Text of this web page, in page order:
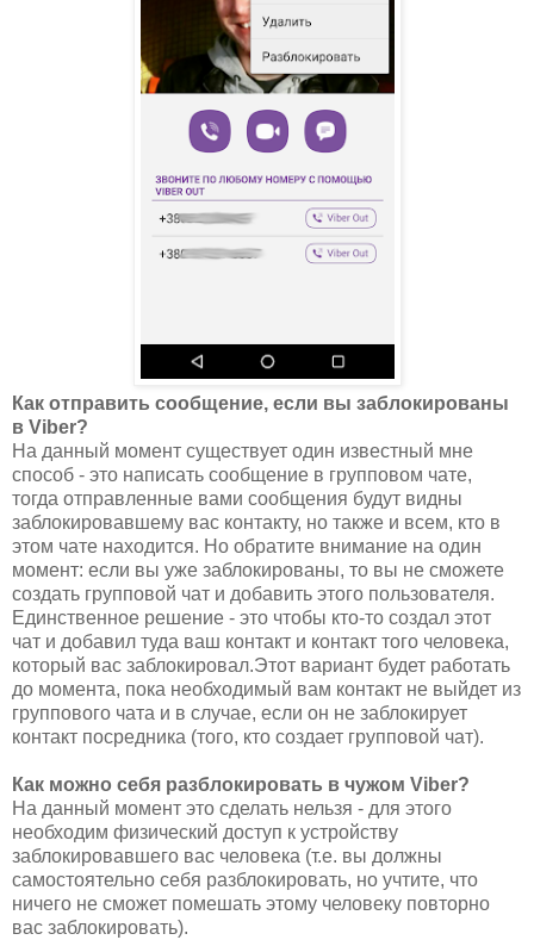
Как отправить сообщение, если вы заблокированы
в Viber?
На данный момент существует один известный мне
способ - это написать сообщение в групповом чате,
тогда отправленные вами сообщения будут видны
заблокировавшему вас контакту, но также и всем, кто в
этом чате находится. Но обратите внимание на один
момент: если вы уже заблокированы, то вы не сможете
создать групповой чат и добавить этого пользователя.
Единственное решение - это чтобы кто-то создал этот
чат и добавил туда ваш контакт и контакт того человека,
который вас заблокировал.Этот вариант будет работать
до момента, пока необходимый вам контакт не выйдет из
группового чата и в случае, если он не заблокирует
контакт посредника (того, кто создает групповой чат).
Как можно себя разблокировать в чужом Viber?
На данный момент это сделать нельзя - для этого
необходим физический доступ к устройству
заблокировавшего вас человека (т.е. вы должны
самостоятельно себя разблокировать, но учтите, что
ничего не сможет помешать этому человеку повторно
вас заблокировать).